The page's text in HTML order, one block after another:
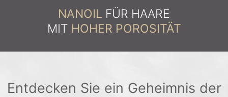
NANOIL FÜR HAARE
MIT HOHER POROSITÄT
Entdecken Sie ein Geheimnis der